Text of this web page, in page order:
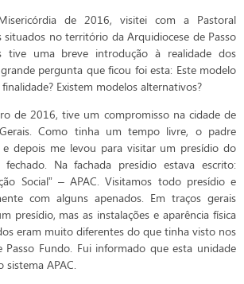
de 2016, visitei com a Pastoral
situados no território da Arquidiocese de Passo
tive uma breve introdução à realidade dos
pergunta que ficou foi esta: Este modelo
Existem modelos alternativos?
de 2016, tive um compromisso na cidade de
Como tinha um tempo livre, o padre
depois me levou para visitar um presídio do
Na fachada presídio estava escrito:
Social” – APAC. Visitamos todo presídio e
com alguns apenados. Em traços gerais
presídio, mas as instalações e aparência física
eram muito diferentes do que tinha visto nos
Passo Fundo. Fui informado que esta unidade
sistema APAC.